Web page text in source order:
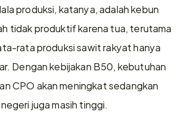
produksi, katanya, adalah kebun
tidak produktif karena tua, terutama
rata produksi sawit rakyat hanya
Dengan kebijakan B50, kebutuhan
CPO akan meningkat sedangkan
juga masih tinggi.